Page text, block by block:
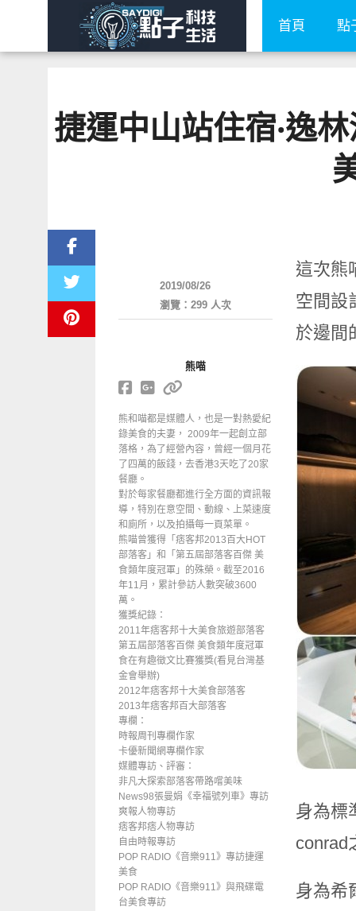
首頁 點
捷運中山站住宿‧逸
這次熊
空間設
於邊間
身為標
conrad
身為希
2019/08/26
瀏覽：299 人次
熊喵
熊和喵都是媒體人，也是一對熱愛紀
錄美食的夫妻， 2009年一起創立部
落格，為了經營內容，曾經一個月花
了四萬的飯錢，去香港3天吃了20家
餐廳。
對於每家餐廳都進行全方面的資訊報
導，特別在意空間、動線、上菜速度
和廁所，以及拍攝每一頁菜單。
熊喵曾獲得「痞客邦2013百大HOT
部落客」和「第五屆部落客百傑 美
食類年度冠軍」的殊榮。截至2016
年11月，累計參訪人數突破3600
萬。
獲獎紀錄：
2011年痞客邦十大美食旅遊部落客
第五屆部落客百傑 美食類年度冠軍
食在有趣徵文比賽獲獎(看見台灣基
金會舉辦)
2012年痞客邦十大美食部落客
2013年痞客邦百大部落客
專欄：
時報周刊專欄作家
卡優新聞網專欄作家
媒體專訪、評審：
非凡大探索部落客帶路嚐美味
News98張曼娟《幸福號列車》專訪
爽報人物專訪
痞客邦痞人物專訪
自由時報專訪
POP RADIO《音樂911》專訪捷運
美食
POP RADIO《音樂911》與飛碟電
台美食專訪